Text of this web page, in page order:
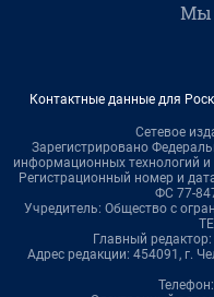
Мы
Контактные данные для
Сетевое
Зарегистрировано
информационных технологий
Регистрационный номер и
ФС 77-
Учредитель: Общество с
Главный
Адрес редакции: 454091, г.